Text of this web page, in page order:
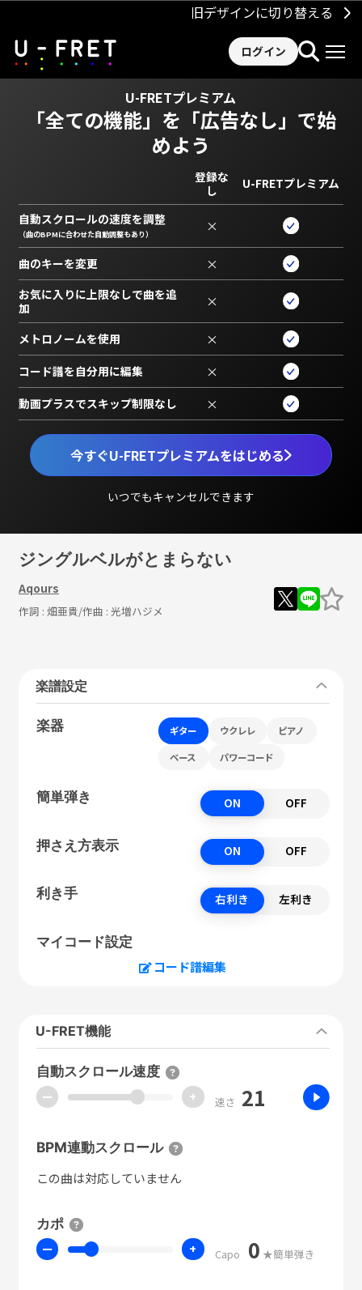
旧デザインに切り替える
ログイン
U-FRETプレミアム
「全ての機能」を 「広告なし」で始
めよう
今すぐU-FRETプレミアムをはじめる
いつでもキャンセルできます
登録な
し
U-FRETプレミアム
自動スクロールの速度を調整
（曲のBPMに合わせた自動調整もあり） ×
曲のキーを変更 ×
お気に入りに上限なしで曲を追
加
×
メトロノームを使用 ×
コード譜を自分用に編集 ×
動画プラスでスキップ制限なし ×
ジングルベルがとまらない
Aqours
作詞 : 畑亜貴/作曲 : 光増ハジメ
楽譜設定
楽器 ギター ウクレレ ピアノ
ベース パワーコード
簡単弾き ON OFF
押さえ方表示 ON OFF
利き手 右利き 左利き
マイコード設定
コード譜編集
U-FRET機能
自動スクロール速度
ー + 速さ 21
BPM連動スクロール
この曲は対応していません
カポ
ー + Capo 0 ★簡単弾き